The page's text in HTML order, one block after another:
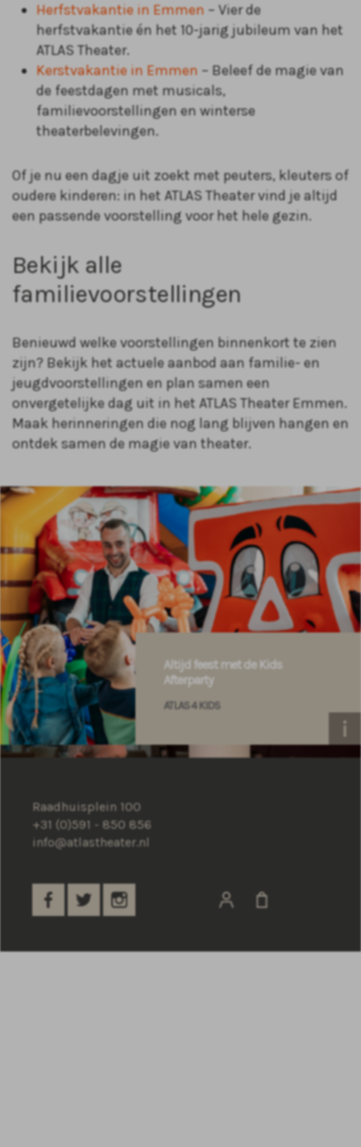
Herfstvakantie in Emmen – Vier de
herfstvakantie én het 10-jarig jubileum van het
ATLAS Theater.
Kerstvakantie in Emmen – Beleef de magie van
de feestdagen met musicals,
familievoorstellingen en winterse
theaterbelevingen.
Of je nu een dagje uit zoekt met peuters, kleuters of
oudere kinderen: in het ATLAS Theater vind je altijd
een passende voorstelling voor het hele gezin.
Bekijk alle
familievoorstellingen
Benieuwd welke voorstellingen binnenkort te zien
zijn? Bekijk het actuele aanbod aan familie- en
jeugdvoorstellingen en plan samen een
onvergetelijke dag uit in het ATLAS Theater Emmen.
Maak herinneringen die nog lang blijven hangen en
ontdek samen de magie van theater.
Altijd feest met de Kids
Afterparty
ATLAS 4 KIDS
Raadhuisplein 100
+31 (0)591 - 850 856
info@atlastheater.nl